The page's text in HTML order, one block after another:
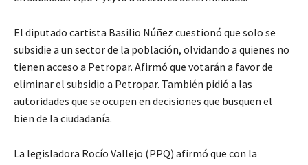
El diputado cartista Basilio Núñez cuestionó que solo se
subsidie a un sector de la población, olvidando a quienes no
tienen acceso a Petropar. Afirmó que votarán a favor de
eliminar el subsidio a Petropar. También pidió a las
autoridades que se ocupen en decisiones que busquen el
bien de la ciudadanía.
La legisladora Rocío Vallejo (PPQ) afirmó que con la